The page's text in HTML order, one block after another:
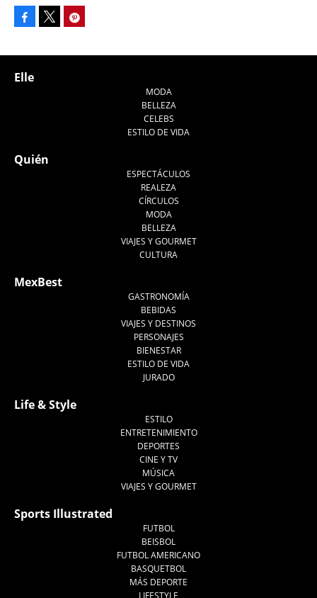
Facebook
Elle
MODA
BELLEZA
CELEBS
ESTILO DE VIDA
Quién
ESPECTÁCULOS
REALEZA
CÍRCULOS
MODA
BELLEZA
VIAJES Y GOURMET
CULTURA
MexBest
GASTRONOMÍA
BEBIDAS
VIAJES Y DESTINOS
PERSONAJES
BIENESTAR
ESTILO DE VIDA
JURADO
Life & Style
ESTILO
ENTRETENIMIENTO
DEPORTES
CINE Y TV
MÚSICA
VIAJES Y GOURMET
Sports Illustrated
FUTBOL
BEISBOL
FUTBOL AMERICANO
BASQUETBOL
MÁS DEPORTE
LIFESTYLE